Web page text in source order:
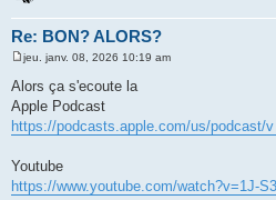
Re: BON? ALORS?
M
s
s
a
g
jeu. janv. 08, 2026 10:19 am
Alors ça s'ecoute la
Apple Podcast
https://podcasts.apple.com/us/podcast/
Youtube
https://www.youtube.com/watch?v=1J-